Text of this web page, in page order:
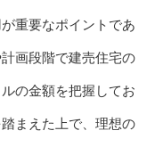
重要なポイントであ
画段階で建売住宅の
の金額を把握してお
まえた上で、理想の